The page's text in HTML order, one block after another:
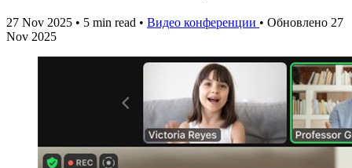
27 Nov 2025 • 5 min read • Видео конференции • Обновлено 27
Nov 2025